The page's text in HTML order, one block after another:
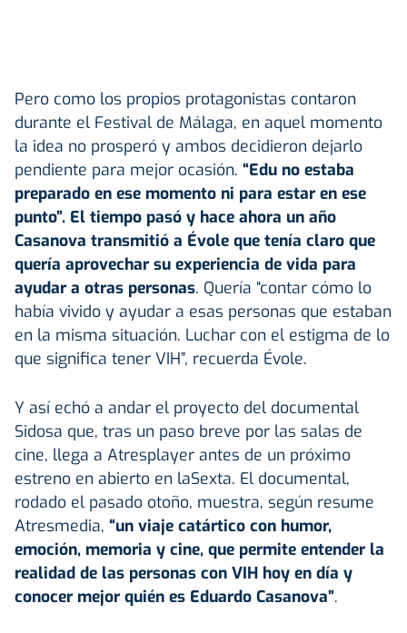
Pero como los propios protagonistas contaron
durante el Festival de Málaga, en aquel momento
la idea no prosperó y ambos decidieron dejarlo
pendiente para mejor ocasión. “Edu no estaba
preparado en ese momento ni para estar en ese
punto”. El tiempo pasó y hace ahora un año
Casanova transmitió a Évole que tenía claro que
quería aprovechar su experiencia de vida para
ayudar a otras personas. Quería “contar cómo lo
había vivido y ayudar a esas personas que estaban
en la misma situación. Luchar con el estigma de lo
que significa tener VIH”, recuerda Évole.
Y así echó a andar el proyecto del documental
Sidosa que, tras un paso breve por las salas de
cine, llega a Atresplayer antes de un próximo
estreno en abierto en laSexta. El documental,
rodado el pasado otoño, muestra, según resume
Atresmedia, “un viaje catártico con humor,
emoción, memoria y cine, que permite entender la
realidad de las personas con VIH hoy en día y
conocer mejor quién es Eduardo Casanova”.